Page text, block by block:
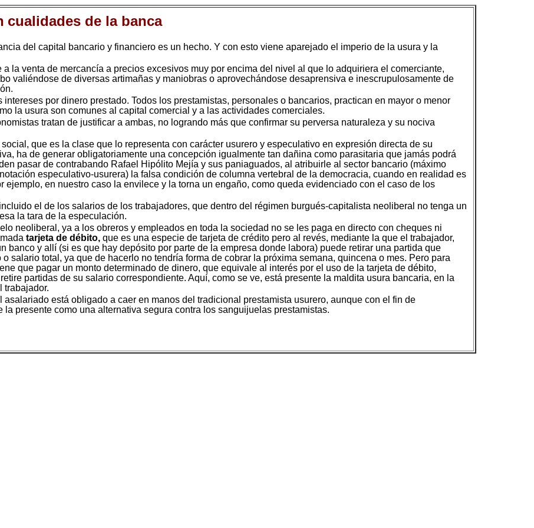
cualidades de la banca
del capital bancario y financiero es un hecho. Y con esto viene aparejado el imperio de la usura y la
la venta de mercancía a precios excesivos muy por encima del nivel al que lo adquiriera el comerciante,
valiéndose de diversas artimañas y maniobras o aprovechándose desaprensiva e inescrupulosamente de
por dinero prestado. Todos los prestamistas, personales o bancarios, practican en mayor o menor
la usura son comunes al capital comercial y a las actividades comerciales.
tratan de justificar a ambas, no logrando más que confirmar su perversa naturaleza y su nociva
que es la clase que lo representa con carácter usurero y especulativo en expresión directa de su
ha de generar obligatoriamente una concepción igualmente tan dañina como parasitaria que jamás podrá
pasar de contrabando Rafael Hipólito Mejía y sus paniaguados, al atribuirle al sector bancario (máximo
especulativo-usurera) la falsa condición de columna vertebral de la democracia, cuando en realidad es
ejemplo, en nuestro caso la envilece y la torna un engaño, como queda evidenciado con el caso de los
el de los salarios de los trabajadores, que dentro del régimen burgués-capitalista neoliberal no tenga un
la tara de la especulación.
neoliberal, ya a los obreros y empleados en toda la sociedad no se les paga en directo con cheques ni
tarjeta de débito, que es una especie de tarjeta de crédito pero al revés, mediante la que el trabajador,
banco y allí (si es que hay depósito por parte de la empresa donde labora) puede retirar una partida que
salario total, ya que de hacerlo no tendría forma de cobrar la próxima semana, quincena o mes. Pero para
que pagar un monto determinado de dinero, que equivale al interés por el uso de la tarjeta de débito,
partidas de su salario correspondiente. Aquí, como se ve, está presente la maldita usura bancaria, en la
trabajador.
asalariado está obligado a caer en manos del tradicional prestamista usurero, aunque con el fin de
presente como una alternativa segura contra los sanguijuelas prestamistas.